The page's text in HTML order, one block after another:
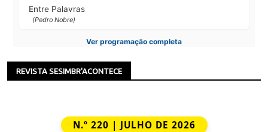
Entre Palavras
(Pedro Nobre)
Ver programação completa
REVISTA SESIMBR'ACONTECE
N.º 220 | JULHO DE 2026